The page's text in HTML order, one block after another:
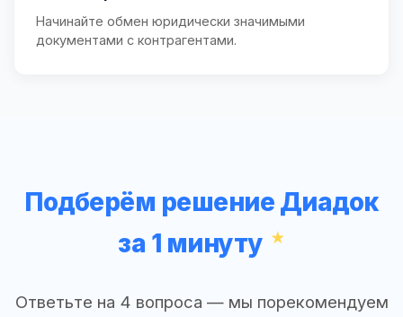
Начинайте обмен юридически значимыми
документами с контрагентами.
Подберём решение Диадок
за 1 минуту
Ответьте на 4 вопроса — мы порекомендуем